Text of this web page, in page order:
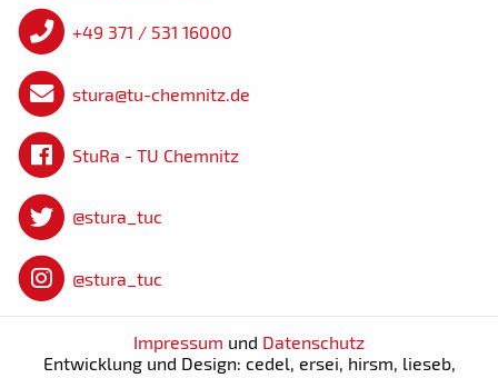
+49 371 / 531 16000
stura@tu-chemnitz.de
StuRa - TU Chemnitz
@stura_tuc
@stura_tuc
Impressum und Datenschutz
Entwicklung und Design: cedel, ersei, hirsm, lieseb,